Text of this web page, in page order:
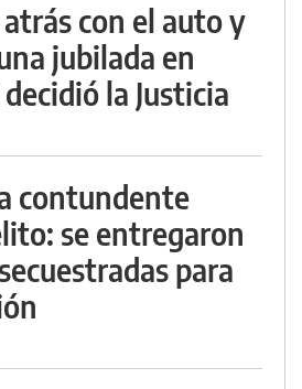
con el auto y
jubilada en
la Justicia
contundente
se entregaron
para